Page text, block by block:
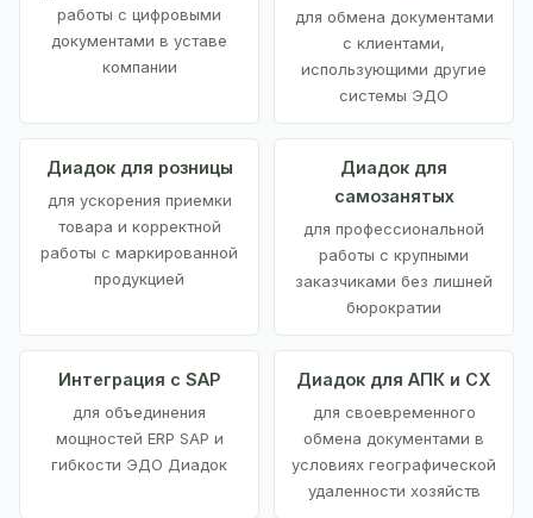
работы с цифровыми
документами в уставе
компании
для обмена документами
с клиентами,
использующими другие
системы ЭДО
Диадок для розницы
для ускорения приемки
товара и корректной
работы с маркированной
продукцией
Диадок для
самозанятых
для профессиональной
работы с крупными
заказчиками без лишней
бюрократии
Интеграция с SAP
для объединения
мощностей ERP SAP и
гибкости ЭДО Диадок
Диадок для АПК и СХ
для своевременного
обмена документами в
условиях географической
удаленности хозяйств